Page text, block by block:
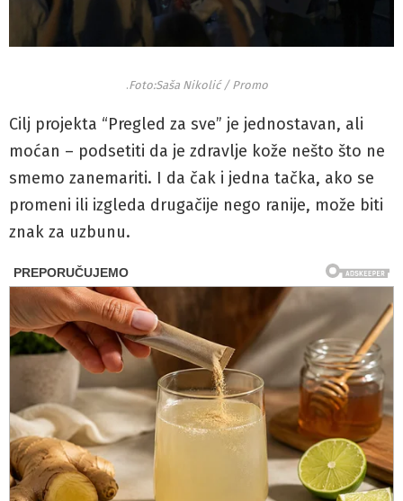
.Foto:Saša Nikolić / Promo
Cilj projekta “Pregled za sve” je jednostavan, ali
moćan – podsetiti da je zdravlje kože nešto što ne
smemo zanemariti. I da čak i jedna tačka, ako se
promeni ili izgleda drugačije nego ranije, može biti
znak za uzbunu.